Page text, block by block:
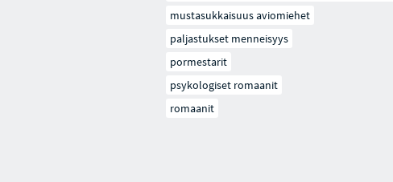
mustasukkaisuus aviomiehet
paljastukset menneisyys
pormestarit
psykologiset romaanit
romaanit